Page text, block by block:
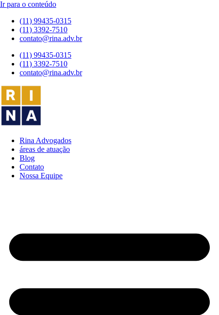
Ir para o conteúdo
(11) 99435-0315
(11) 3392-7510
contato@rina.adv.br
(11) 99435-0315
(11) 3392-7510
contato@rina.adv.br
Rina Advogados
áreas de atuação
Blog
Contato
Nossa Equipe